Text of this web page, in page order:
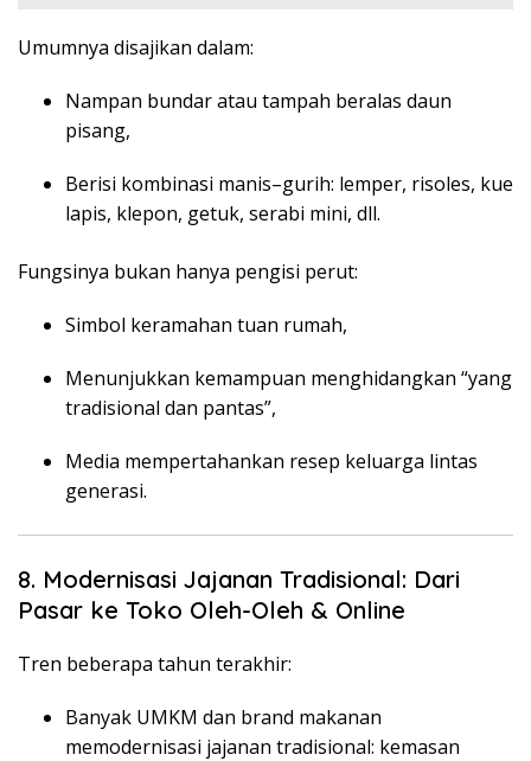
Umumnya disajikan dalam:
Nampan bundar atau tampah beralas daun
pisang,
Berisi kombinasi manis–gurih: lemper, risoles, kue
lapis, klepon, getuk, serabi mini, dll.
Fungsinya bukan hanya pengisi perut:
Simbol keramahan tuan rumah,
Menunjukkan kemampuan menghidangkan “yang
tradisional dan pantas”,
Media mempertahankan resep keluarga lintas
generasi.
8. Modernisasi Jajanan Tradisional: Dari
Pasar ke Toko Oleh-Oleh & Online
Tren beberapa tahun terakhir:
Banyak UMKM dan brand makanan
memodernisasi jajanan tradisional: kemasan